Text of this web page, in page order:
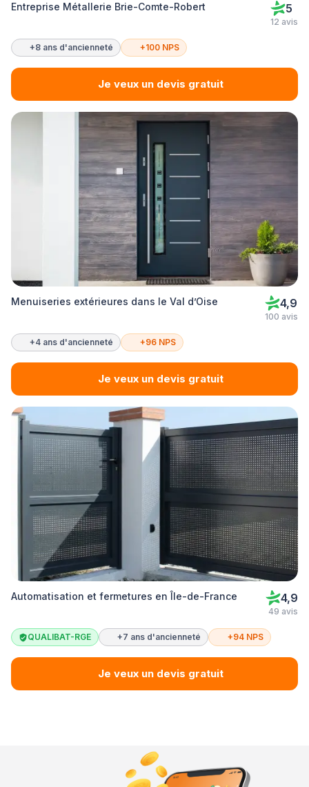
Entreprise Métallerie Brie-Comte-Robert 5
12 avis
+8 ans d'ancienneté +100 NPS
Je veux un devis gratuit
Menuiseries extérieures dans le Val d’Oise 4,9
100 avis
+4 ans d'ancienneté +96 NPS
Je veux un devis gratuit
Automatisation et fermetures en Île-de-France 4,9
49 avis
QUALIBAT-RGE +7 ans d'ancienneté +94 NPS
Je veux un devis gratuit